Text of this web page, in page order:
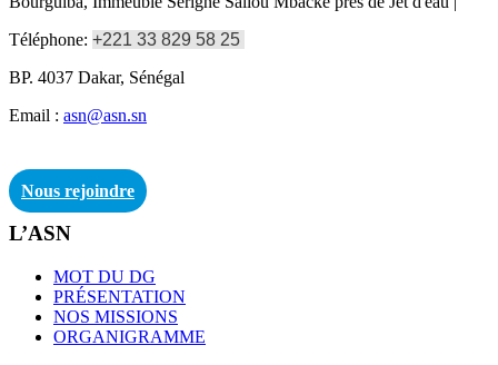
Téléphone: +221 33 829 58 25
BP. 4037 Dakar, Sénégal
Email : asn@asn.sn
Nous rejoindre
L’ASN
MOT DU DG
PRÉSENTATION
NOS MISSIONS
ORGANIGRAMME